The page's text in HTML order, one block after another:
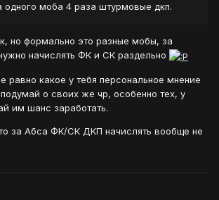
одного моба 4 раза штурмовые дкп.
но формально это разные мобы, за
начислять ФК и СК раздельно
равно какое у тебя персональное мнение
о своих же чр, особенно тех, у
им шанс заработать.
то за Абса ФК/СК ДКП начислять вообще не